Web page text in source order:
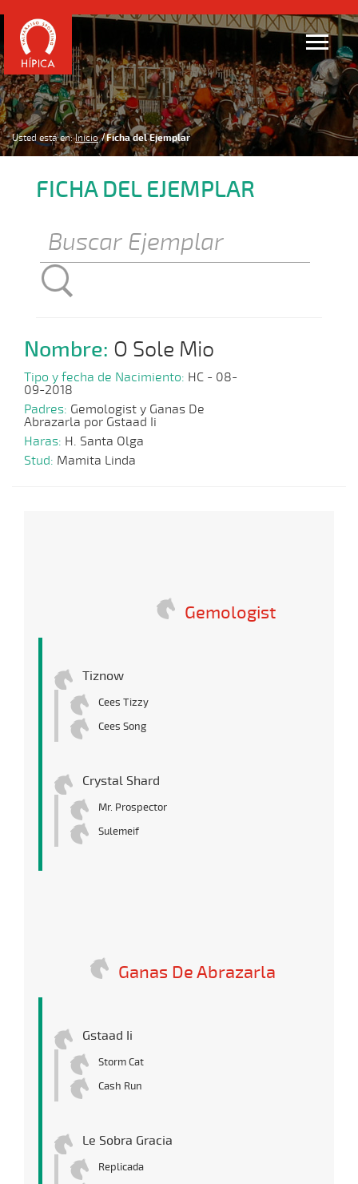
Usted está en: Inicio Ficha del Ejemplar
FICHA DEL EJEMPLAR
Nombre: O Sole Mio
Tipo y fecha de Nacimiento: HC - 08-
09-2018
Padres: Gemologist y Ganas De
Abrazarla por Gstaad Ii
Haras: H. Santa Olga
Stud: Mamita Linda
Gemologist
Tiznow
Cees Tizzy
Cees Song
Crystal Shard
Mr. Prospector
Sulemeif
Ganas De Abrazarla
Gstaad Ii
Storm Cat
Cash Run
Le Sobra Gracia
Replicada